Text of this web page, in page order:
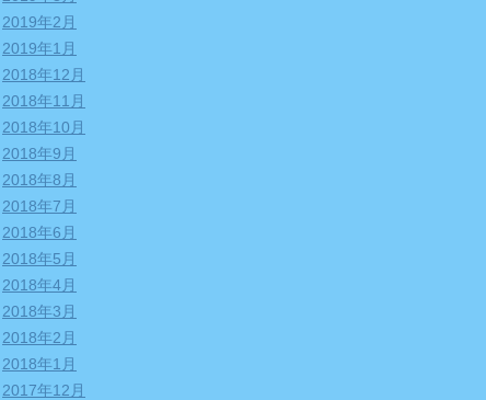
2019年2月
2019年1月
2018年12月
2018年11月
2018年10月
2018年9月
2018年8月
2018年7月
2018年6月
2018年5月
2018年4月
2018年3月
2018年2月
2018年1月
2017年12月